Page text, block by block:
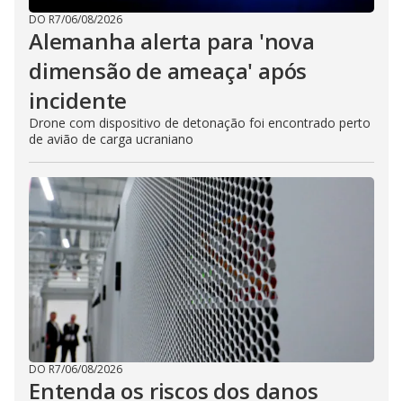
DO R7/06/08/2026
Alemanha alerta para 'nova
dimensão de ameaça' após
incidente
Drone com dispositivo de detonação foi encontrado perto
de avião de carga ucraniano
DO R7/06/08/2026
Entenda os riscos dos danos